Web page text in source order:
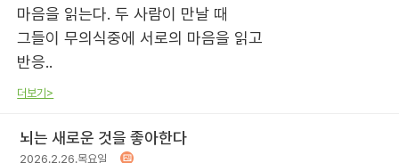
마음을 읽는다. 두 사람이 만날 때
그들이 무의식중에 서로의 마음을 읽고
반응..
더보기>
뇌는 새로운 것을 좋아한다
2026.2.26.목요일